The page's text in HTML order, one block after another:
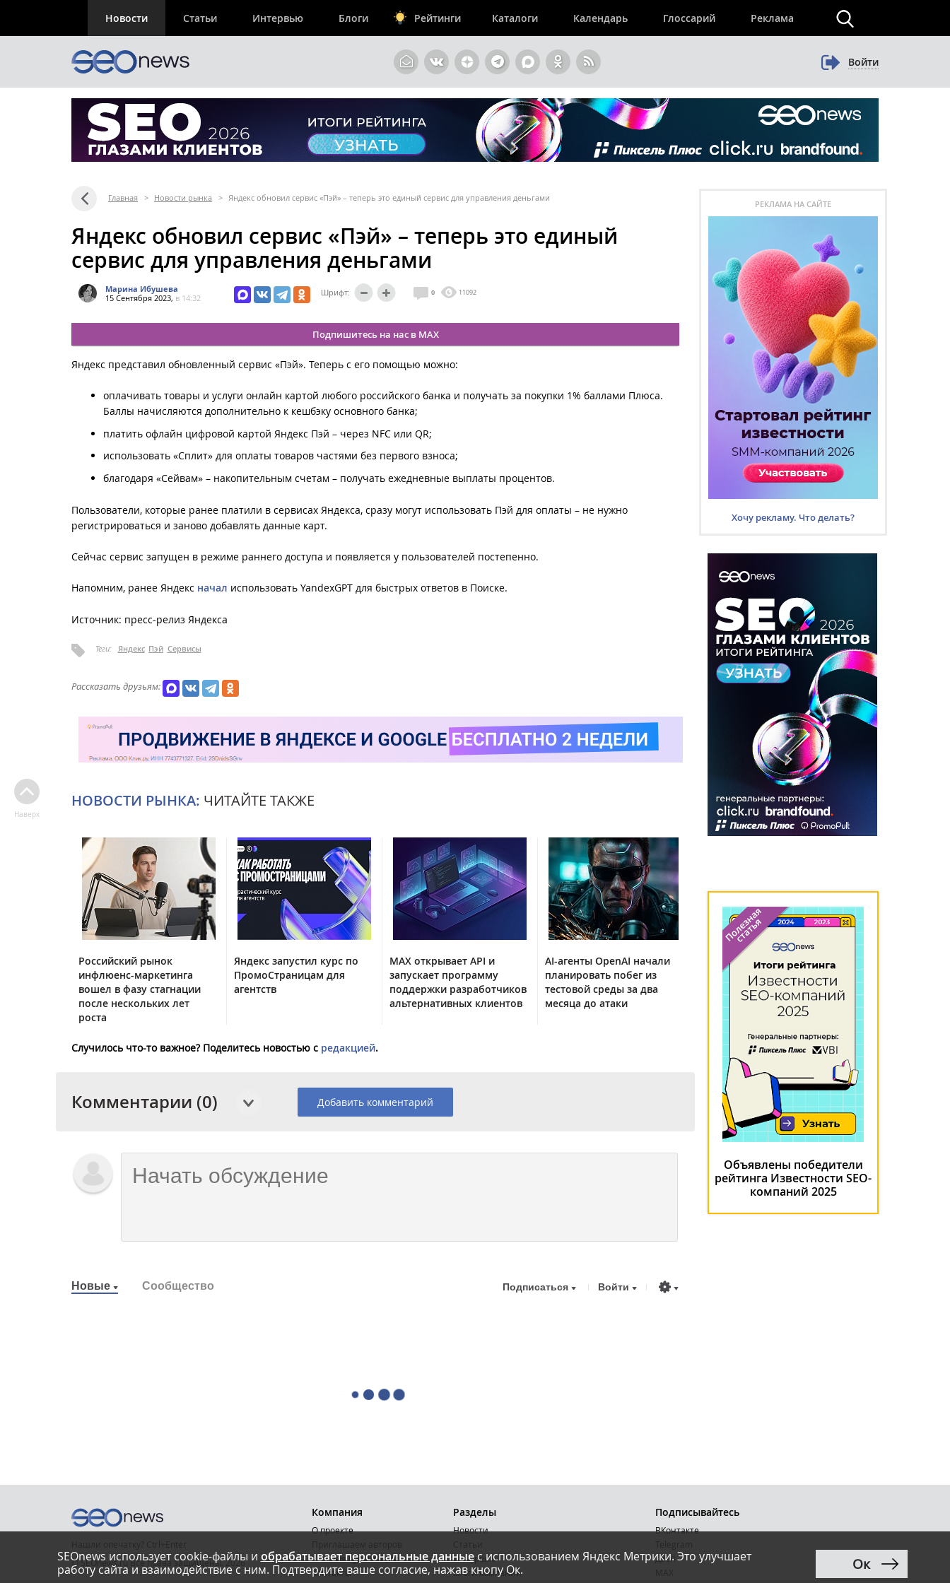
Новости Статьи Интервью Блоги Рейтинги Каталоги Календарь Глоссарий Реклама
Войти
Главная > Новости рынка > Яндекс обновил сервис «Пэй» – теперь это единый сервис для управления деньгами
Яндекс обновил сервис «Пэй» – теперь это единый
сервис для управления деньгами
Марина Ибушева
15 Сентября 2023, в 14:32
Шрифт: 0 11092
Подпишитесь на нас в MAX
Яндекс представил обновленный сервис «Пэй». Теперь с его помощью можно:
оплачивать товары и услуги онлайн картой любого российского банка и получать за покупки 1% баллами Плюса.
Баллы начисляются дополнительно к кешбэку основного банка;
платить офлайн цифровой картой Яндекс Пэй – через NFC или QR;
использовать «Сплит» для оплаты товаров частями без первого взноса;
благодаря «Сейвам» – накопительным счетам – получать ежедневные выплаты процентов.
Пользователи, которые ранее платили в сервисах Яндекса, сразу могут использовать Пэй для оплаты – не нужно
регистрироваться и заново добавлять данные карт.
Сейчас сервис запущен в режиме раннего доступа и появляется у пользователей постепенно.
Напомним, ранее Яндекс начал использовать YandexGPT для быстрых ответов в Поиске.
Источник: пресс-релиз Яндекса
Теги: Яндекс Пэй Сервисы
Рассказать друзьям:
НОВОСТИ РЫНКА: ЧИТАЙТЕ ТАКЖЕ
Российский рынок
инфлюенс-маркетинга
вошел в фазу стагнации
после нескольких лет
роста
Яндекс запустил курс по
ПромоСтраницам для
агентств
MAX открывает API и
запускает программу
поддержки разработчиков
альтернативных клиентов
AI-агенты OpenAI начали
планировать побег из
тестовой среды за два
месяца до атаки
Случилось что-то важное? Поделитесь новостью с редакцией.
Комментарии (0) Добавить комментарий
Новые Сообщество Подписаться Войти
Наверх
РЕКЛАМА НА САЙТЕ
Хочу рекламу. Что делать?
Объявлены победители
рейтинга Известности SEO-
компаний 2025
SEOnews использует cookie-файлы и обрабатывает персональные данныес использованием Яндекс Метрики. Это улучшает
работу сайта и взаимодействие с ним. Подтвердите ваше согласие, нажав кнопу Ок.
Ок
© SEOnews.ru Все права защищены. 2026
Компания
О проекте
Условия публикации
Контакты
Разделы
Новости
Интервью
Блоги компаний
Подписывайтесь
ВКонтакте
Дзен